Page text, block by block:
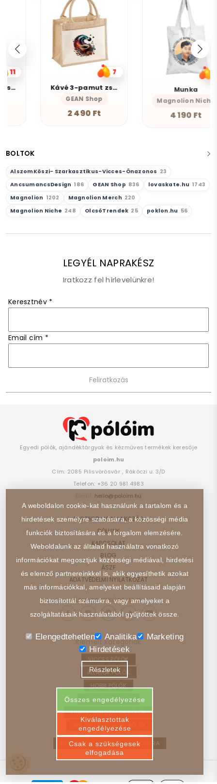
BOLTOK
AlszomKöszi- Szarkasztikus-Vicces-Önazonos 23
AncsumancsDesign 186 GEAN Shop 836 lovaskate.hu 1743
Magnolion 1202 Magnolion Merch 220
Magnolion Niche 248 OlcsóTrendek 25 poklon.hu 56
Kávé 3-pamut zsebes juta midi bevásárlótáska
GEAN Shop
2 490 Ft
10
Magnolion Niche
4 190 Ft
LEGYÉL NAPRAKÉSZ
Iratkozz fel hírlevelünkre!
Keresztnév *
Email cím *
Egyedi pólók, ajándéktárgyak és kézműves termékek keresője
poloim.hu
Cím: 2085 Pilisvörösvár , Rákóczi u. 3/D
Telefon: +36 20 981 4983
hello@poloim.hu
PARTNER CSATLAKOZÁS
RÓLUNK
KAPCSOLAT
BLOG
ÁSZF
ADATVÉDELMI NYILATKOZAT
Kövess minket itt is:
Kiemelt kategóriák
VICCES PÓLÓK
ÁLLATOK PÓLÓK
HOBBI PÓLÓK
JÁRMŰVEK PÓLÓK
FILMEK, SOROZATOK PÓLÓK
ABSZTRAKT, ELVONT PÓLÓK
EGYEDI PÓLÓ – VISSZA A FŐOLDALRA
A weboldalon cookie-kat használunk a tartalom és a
hirdetések személyre szabására, a közösségi média
funkciók biztosítására és a forgalom elemzésére.
Weboldalunk az általad használatra vonatkozó
információkat megosztjuk közösségi médiával, hirdetési
és elemző partnereinkkel is, akik egyesíthetik azokat
más információkkal, amelyeket beállításaid alapján
biztosítottál számukra, vagy amelyeket a
szolgáltatásaik használatából gyűjtöttek össze.
Elengedtehetlen Analitika
Marketing
Hirdetések
Részletek
Összes engedélyezése
Kiválasztottak
engedélyezése
Csak a szükségesek
elfogadása